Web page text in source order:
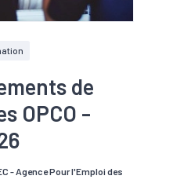
de
OPCO -
- Agence Pour l'Emploi des